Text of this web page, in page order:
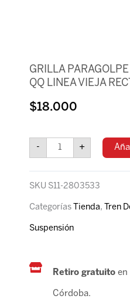
GRILLA
QQ LINEA VIEJA
$18.000
-
PARAGOLPE
DELANTERO
QQ
LINEA
VIEJA
cantidad
+
SKU S11-2803533
Categorías Tienda, Tren
Suspensión
Retiro gratuito en
Córdoba.